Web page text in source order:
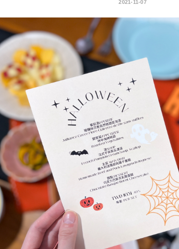
2021-11-07